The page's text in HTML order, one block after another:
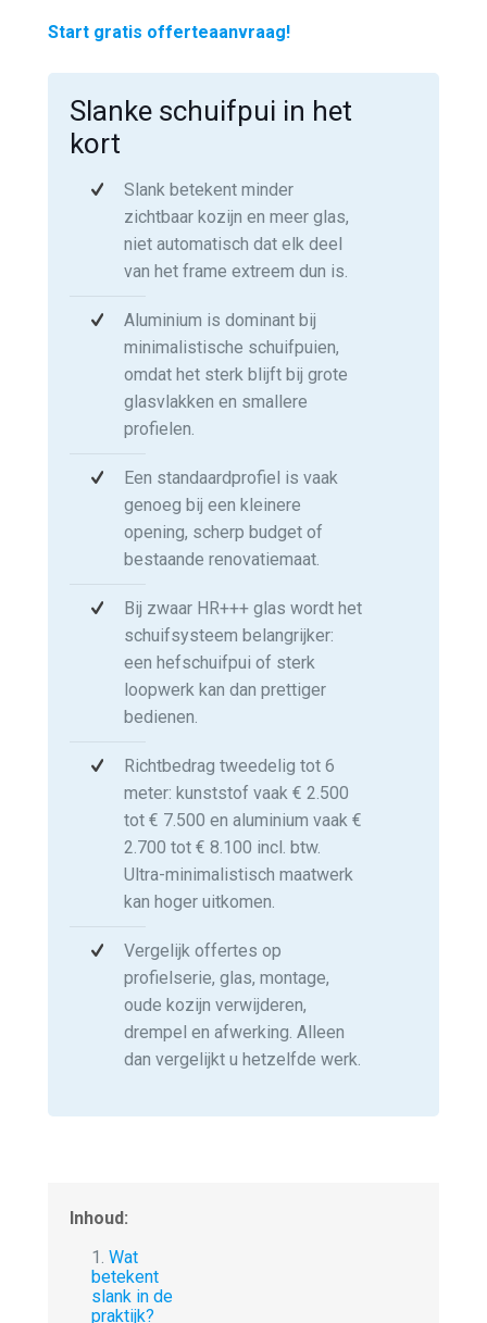
Start gratis offerteaanvraag!
Slanke schuifpui in het
kort
Slank betekent minder
zichtbaar kozijn en meer glas,
niet automatisch dat elk deel
van het frame extreem dun is.
Aluminium is dominant bij
minimalistische schuifpuien,
omdat het sterk blijft bij grote
glasvlakken en smallere
profielen.
Een standaardprofiel is vaak
genoeg bij een kleinere
opening, scherp budget of
bestaande renovatiemaat.
Bij zwaar HR+++ glas wordt het
schuifsysteem belangrijker:
een hefschuifpui of sterk
loopwerk kan dan prettiger
bedienen.
Richtbedrag tweedelig tot 6
meter: kunststof vaak € 2.500
tot € 7.500 en aluminium vaak €
2.700 tot € 8.100 incl. btw.
Ultra-minimalistisch maatwerk
kan hoger uitkomen.
Vergelijk offertes op
profielserie, glas, montage,
oude kozijn verwijderen,
drempel en afwerking. Alleen
dan vergelijkt u hetzelfde werk.
Inhoud:
1.Wat
betekent
slank in de
praktijk?